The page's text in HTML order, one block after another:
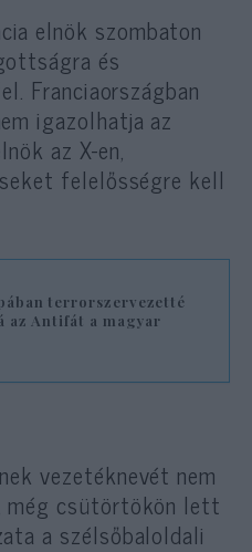
elnök szombaton
és
Franciaországban
igazolhatja az
az X-en,
felelősségre kell
terrorszervezetté
az Antifát a magyar
vezetéknevét nem
még csütörtökön lett
a szélsőbaloldali